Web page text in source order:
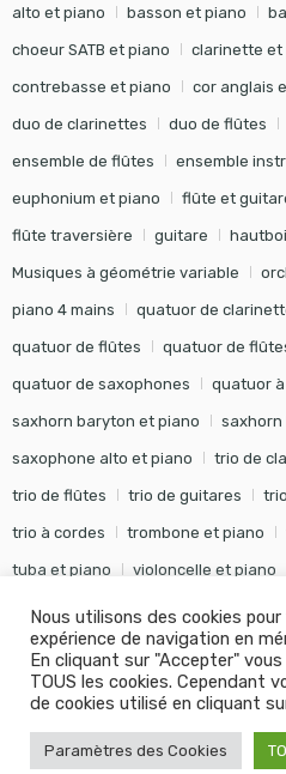
alto et piano basson et piano
choeur SATB et piano clarinette et
contrebasse et piano cor anglais
duo de clarinettes duo de flûtes
ensemble de flûtes ensemble
euphonium et piano flûte et
flûte traversière guitare
Musiques à géométrie variable
piano 4 mains quatuor de
quatuor de flûtes quatuor de
quatuor de saxophones quatuor
saxhorn baryton et piano saxhorn
saxophone alto et piano trio de
trio de flûtes trio de guitares
trio à cordes trombone et piano
tuba et piano violoncelle et piano
© Editions Soldano - Tous
KANOUF
Nous utilisons des cookies
expérience de navigation en
En cliquant sur "Accepter"
TOUS les cookies. Cependant
de cookies utilisé en cliquant
Paramètres des Cookies